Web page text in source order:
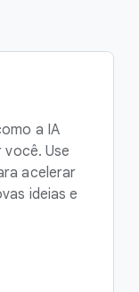
a IA
Use
acelerar
ideias e